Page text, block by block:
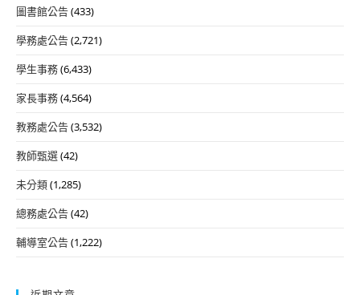
圖書館公告(433)
學務處公告(2,721)
學生事務(6,433)
家長事務(4,564)
教務處公告(3,532)
教師甄選(42)
未分類(1,285)
總務處公告(42)
輔導室公告(1,222)